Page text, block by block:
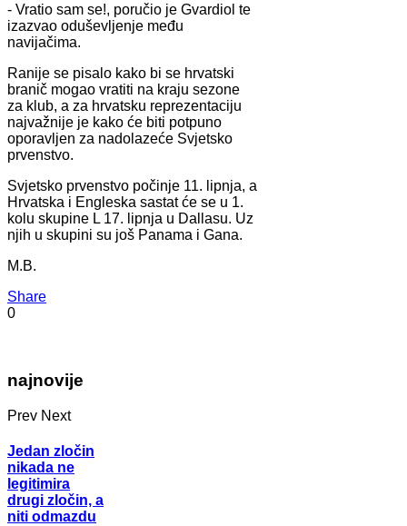
- Vratio sam se!, poručio je Gvardiol te
izazvao oduševljenje među
navijačima.
Ranije se pisalo kako bi se hrvatski
branič mogao vratiti na kraju sezone
za klub, a za hrvatsku reprezentaciju
najvažnije je kako će biti potpuno
oporavljen za nadolazeće Svjetsko
prvenstvo.
Svjetsko prvenstvo počinje 11. lipnja, a
Hrvatska i Engleska sastat će se u 1.
kolu skupine L 17. lipnja u Dallasu. Uz
njih u skupini su još Panama i Gana.
M.B.
Share
0
najnovije
Prev Next
Jedan zločin
nikada ne
legitimira
drugi zločin, a
niti odmazdu